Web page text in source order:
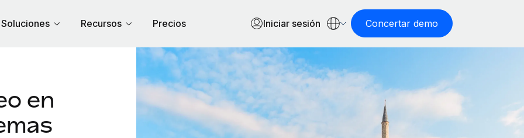
Soluciones Recursos Precios Iniciar sesión Concertar demo
en